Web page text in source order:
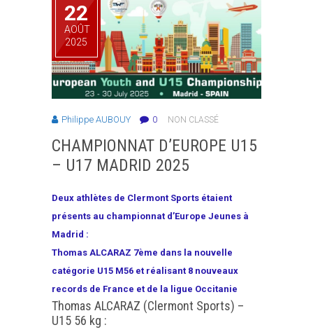
22
AOÛT
2025
Philippe AUBOUY 0 NON CLASSÉ
CHAMPIONNAT D’EUROPE U15
– U17 MADRID 2025
Deux athlètes de Clermont Sports étaient
présents au championnat d’Europe Jeunes à
Madrid :
Thomas ALCARAZ 7ème dans la nouvelle
catégorie U15 M56 et réalisant 8 nouveaux
records de France et de la ligue Occitanie
Thomas ALCARAZ (Clermont Sports) –
U15 56 kg :